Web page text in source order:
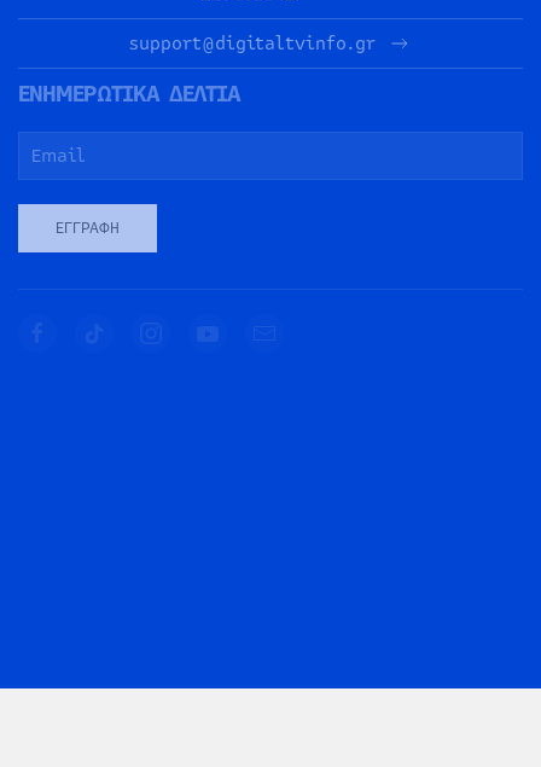
support@digitaltvinfo.gr
ΕΝΗΜΕΡΩΤΙΚΑ ΔΕΛΤΙΑ
ΕΓΓΡΑΦΉ